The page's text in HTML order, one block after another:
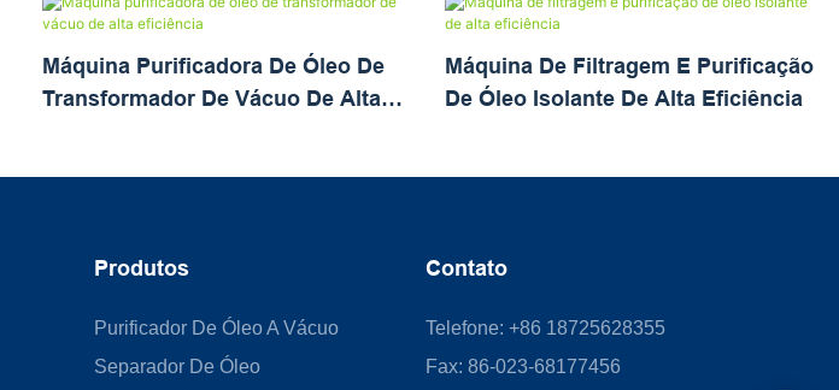
Máquina Purificadora De Óleo De
Transformador De Vácuo De Alta
Máquina De Filtragem E Purificação
De Óleo Isolante De Alta Eficiência
Produtos
Purificador De Óleo A Vácuo
Separador De Óleo
Contato
Telefone: +86 18725628355
Fax: 86-023-68177456